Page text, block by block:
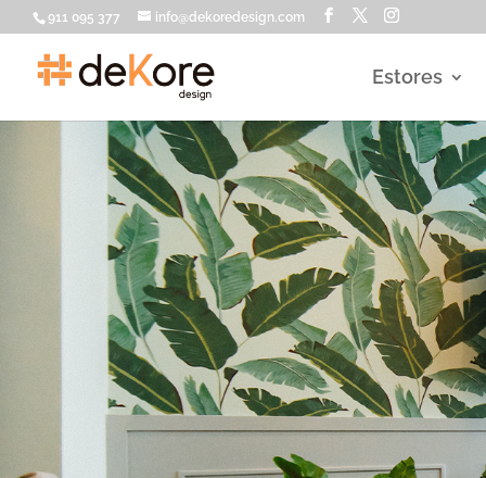
911 095 377 info@dekoredesign.com
Estores